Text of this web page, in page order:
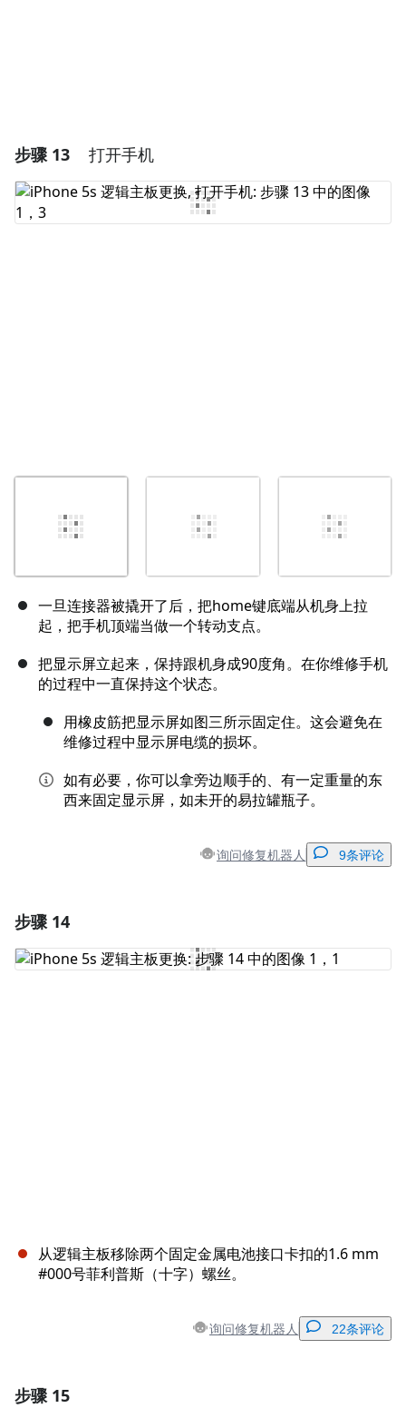
步骤 13 打开手机
一旦连接器被撬开了后，把home键底端从机身上拉
起，把手机顶端当做一个转动支点。
把显示屏立起来，保持跟机身成90度角。在你维修手机
的过程中一直保持这个状态。
用橡皮筋把显示屏如图三所示固定住。这会避免在
维修过程中显示屏电缆的损坏。
如有必要，你可以拿旁边顺手的、有一定重量的东
西来固定显示屏，如未开的易拉罐瓶子。
询问修复机器人 9条评论
添加评论
步骤 14
从逻辑主板移除两个固定金属电池接口卡扣的1.6 mm
#000号菲利普斯（十字）螺丝。
询问修复机器人 22条评论
步骤 15